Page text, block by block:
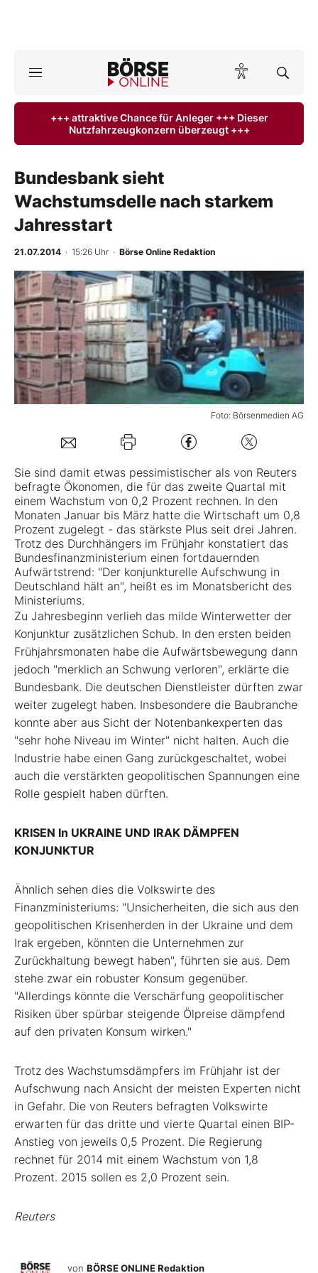
Anlageprodukte
Finanz-Check
Abo & Shop
Experten
Mein B:O
Mein Konto
Folgen Sie uns
+++ attraktive Chance für Anleger +++ Dieser
Nutzfahrzeugkonzern überzeugt +++
Bundesbank sieht
Wachstumsdelle nach starkem
Jahresstart
21.07.2014 · 15:26 Uhr · Börse Online Redaktion
Foto: Börsenmedien AG
Sie sind damit etwas pessimistischer als von Reuters
befragte Ökonomen, die für das zweite Quartal mit
einem Wachstum von 0,2 Prozent rechnen. In den
Monaten Januar bis März hatte die Wirtschaft um 0,8
Prozent zugelegt - das stärkste Plus seit drei Jahren.
Trotz des Durchhängers im Frühjahr konstatiert das
Bundesfinanzministerium einen fortdauernden
Aufwärtstrend: "Der konjunkturelle Aufschwung in
Deutschland hält an", heißt es im Monatsbericht des
Ministeriums.
Zu Jahresbeginn verlieh das milde Winterwetter der
Konjunktur zusätzlichen Schub. In den ersten beiden
Frühjahrsmonaten habe die Aufwärtsbewegung dann
jedoch "merklich an Schwung verloren", erklärte die
Bundesbank. Die deutschen Dienstleister dürften zwar
weiter zugelegt haben. Insbesondere die Baubranche
konnte aber aus Sicht der Notenbankexperten das
"sehr hohe Niveau im Winter" nicht halten. Auch die
Industrie habe einen Gang zurückgeschaltet, wobei
auch die verstärkten geopolitischen Spannungen eine
Rolle gespielt haben dürften.
KRISEN In UKRAINE UND IRAK DÄMPFEN
KONJUNKTUR
Ähnlich sehen dies die Volkswirte des
Finanzministeriums: "Unsicherheiten, die sich aus den
geopolitischen Krisenherden in der Ukraine und dem
Irak ergeben, könnten die Unternehmen zur
Zurückhaltung bewegt haben", führten sie aus. Dem
stehe zwar ein robuster Konsum gegenüber.
"Allerdings könnte die Verschärfung geopolitischer
Risiken über spürbar steigende Ölpreise dämpfend
auf den privaten Konsum wirken."
Trotz des Wachstumsdämpfers im Frühjahr ist der
Aufschwung nach Ansicht der meisten Experten nicht
in Gefahr. Die von Reuters befragten Volkswirte
erwarten für das dritte und vierte Quartal einen BIP-
Anstieg von jeweils 0,5 Prozent. Die Regierung
rechnet für 2014 mit einem Wachstum von 1,8
Prozent. 2015 sollen es 2,0 Prozent sein.
Reuters
von BÖRSE ONLINE Redaktion